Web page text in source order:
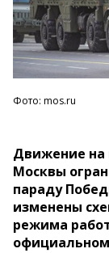
Фото: mos.ru
Движение на
Москвы
параду
изменены
режима